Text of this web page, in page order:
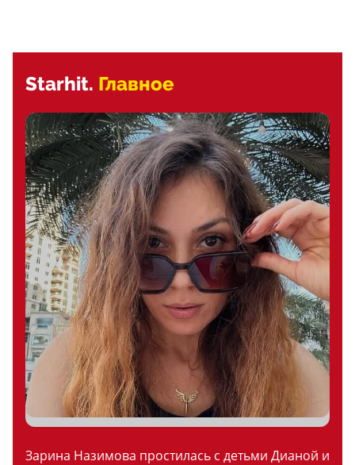
Starhit. Главное
Зарина Назимова простилась с детьми Дианой и